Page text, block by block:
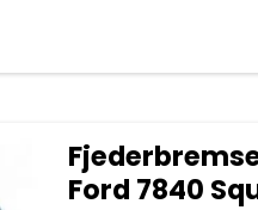
Ford 7840